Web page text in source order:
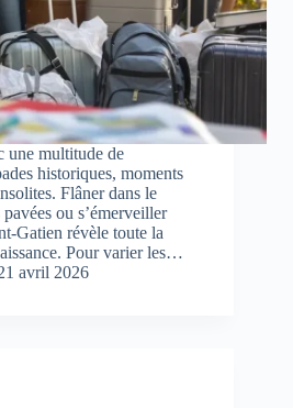
une multitude de
historiques, moments
Flâner dans le
ou s’émerveiller
Gatien révèle toute la
Pour varier les…
avril 2026